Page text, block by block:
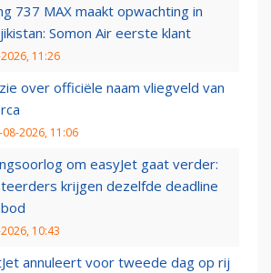
737 MAX maakt opwachting in
Somon Air eerste klant
11:26
over officiële naam vliegveld van
08-2026, 11:06
om easyJet gaat verder:
krijgen dezelfde deadline
10:43
annuleert voor tweede dag op rij